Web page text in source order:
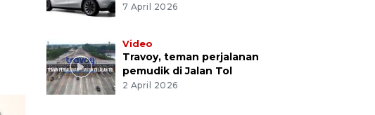
7 April 2026
Video
Travoy, teman perjalanan
pemudik di Jalan Tol
2 April 2026